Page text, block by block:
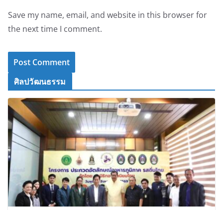
Save my name, email, and website in this browser for
the next time I comment.
ศิลปวัฒนธรรม